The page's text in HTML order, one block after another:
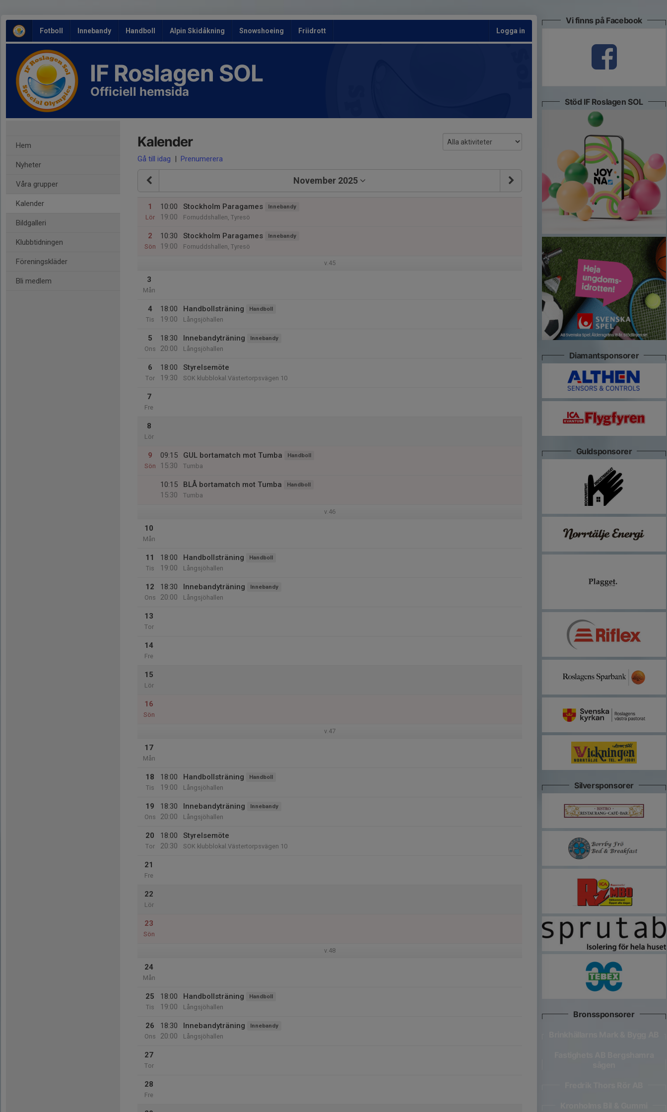
Fotboll Innebandy Handboll Alpin Skidåkning Snowshoeing Friidrott Logga in
IF Roslagen SOL
Officiell hemsida
Hem
Nyheter
Våra grupper
Kalender
Bildgalleri
Klubbtidningen
Föreningskläder
Bli medlem
Kalender
Gå till idag | Prenumerera
November 2025
1
Lör
10:00
19:00
Stockholm Paragames Innebandy
Fornuddshallen, Tyresö
2
Sön
10:30
19:00
Stockholm Paragames Innebandy
Fornuddshallen, Tyresö
v.45
3
Mån
4
Tis
18:00
19:00
Handbollsträning Handboll
Långsjöhallen
5
Ons
18:30
20:00
Innebandyträning Innebandy
Långsjöhallen
6
Tor
18:00
19:30
Styrelsemöte
SOK klubblokal.Västertorpsvägen 10
7
Fre
8
Lör
9
Sön
09:15
15:30
GUL bortamatch mot Tumba Handboll
Tumba
10:15
15:30
BLÅ bortamatch mot Tumba Handboll
Tumba
v.46
10
Mån
11
Tis
18:00
19:00
Handbollsträning Handboll
Långsjöhallen
12
Ons
18:30
20:00
Innebandyträning Innebandy
Långsjöhallen
13
Tor
14
Fre
15
Lör
16
Sön
v.47
17
Mån
18
Tis
18:00
19:00
Handbollsträning Handboll
Långsjöhallen
19
Ons
18:30
20:00
Innebandyträning Innebandy
Långsjöhallen
20
Tor
18:00
20:30
Styrelsemöte
SOK klubblokal.Västertorpsvägen 10
21
Fre
22
Lör
23
Sön
v.48
24
Mån
25
Tis
18:00
19:00
Handbollsträning Handboll
Långsjöhallen
26
Ons
18:30
20:00
Innebandyträning Innebandy
Långsjöhallen
27
Tor
28
Fre
Vi finns på Facebook
Stöd IF Roslagen SOL
Diamantsponsorer
Guldsponsorer
Silversponsorer
Bronssponsorer